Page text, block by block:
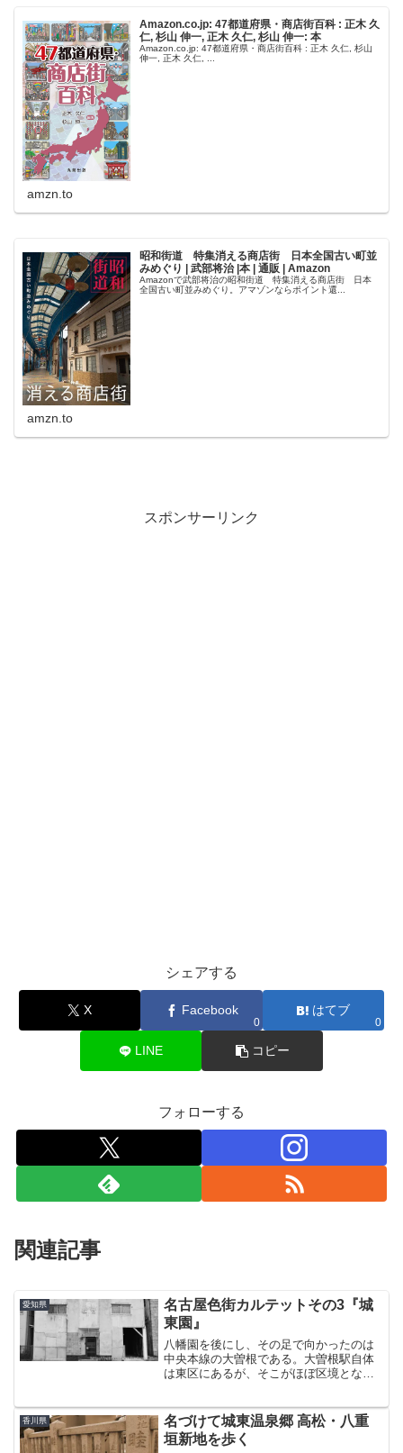
Amazon.co.jp: 47都道府県・商店街百科 : 正木 久
仁, 杉山 伸一, 正木 久仁, 杉山 伸一: 本
Amazon.co.jp: 47都道府県・商店街百科 : 正木 久仁, 杉山
伸一, 正木 久仁, ...
amzn.to
昭和街道 特集消える商店街 日本全国古い町並
みめぐり | 武部将治 |本 | 通販 | Amazon
Amazonで武部将治の昭和街道 特集消える商店街 日本
全国古い町並みめぐり。アマゾンならポイント還...
amzn.to
スポンサーリンク
シェアする
X Facebook
0
はてブ
0
LINE コピー
フォローする
関連記事
愛知県
名古屋色街カルテットその3『城
東園』
八幡園を後にし、その足で向かったのは
中央本線の大曽根である。大曽根駅自体
は東区にあるが、そこがほぼ区境とな
に属し、『全国女性街ガイド』によると
以下のように書かれている。...
香川県
名づけて城東温泉郷 高松・八重
垣新地を歩く